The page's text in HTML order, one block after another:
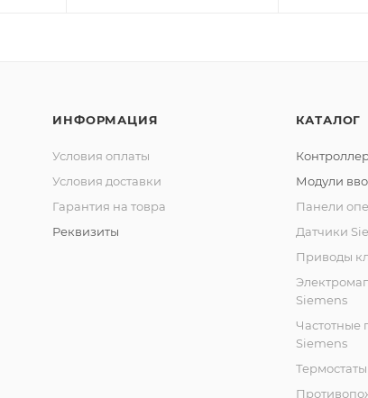
ИНФОРМАЦИЯ
Условия оплаты
Условия доставки
Гарантия на товра
Реквизиты
КАТАЛОГ
Модули
Панели
Датчики
Приводы
Siemens
Частотные
Siemens